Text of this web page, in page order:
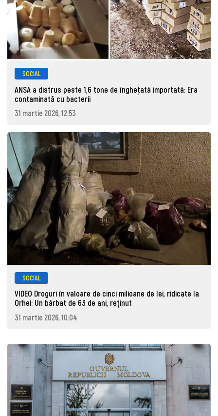
SOCIAL
ANSA a distrus peste 1,6 tone de înghețată importată: Era
contaminată cu bacterii
31 martie 2026, 12:53
SOCIAL
VIDEO Droguri în valoare de cinci milioane de lei, ridicate la
Orhei: Un bărbat de 63 de ani, reţinut
31 martie 2026, 10:04